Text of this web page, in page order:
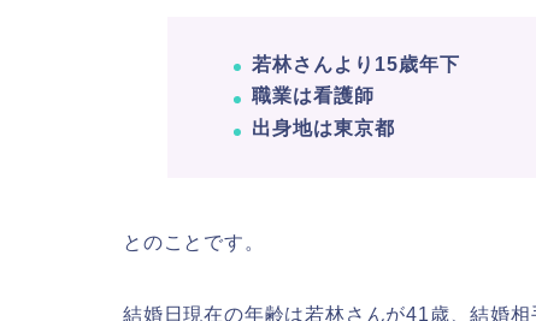
若林さんより15歳年下
職業は看護師
出身地は東京都
とのことです。
結婚日現在の年齢は若林さんが41歳、結婚